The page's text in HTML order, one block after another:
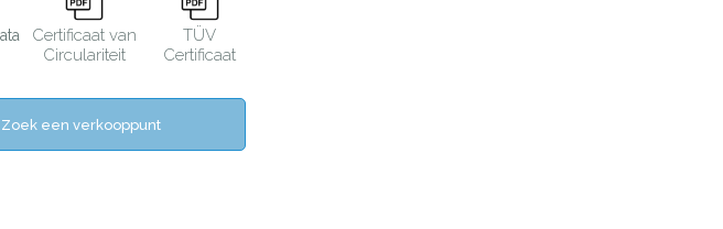
Certificaat van
Circulariteit
TÜV
Certificaat
Zoek een verkooppunt